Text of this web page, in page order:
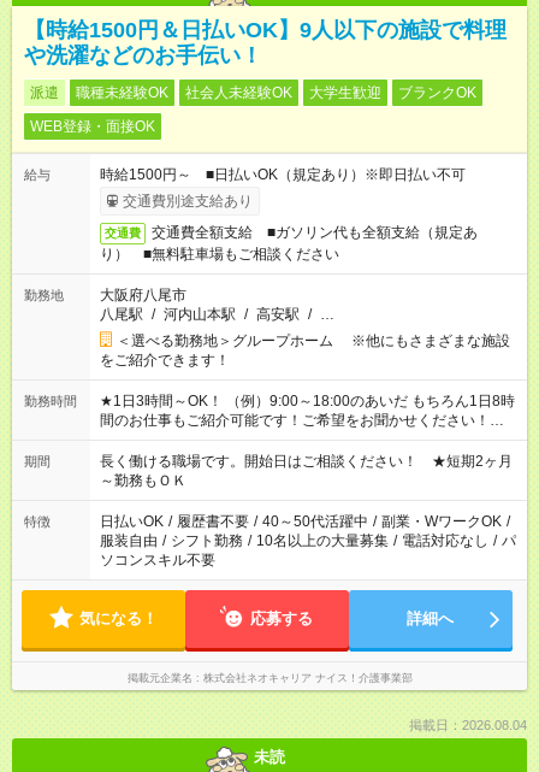
【時給1500円＆日払いOK】9人以下の施設で料理
や洗濯などのお手伝い！
派遣 職種未経験OK 社会人未経験OK 大学生歓迎
ブランクOK
WEB登録・面接OK
給与
時給1500円～ ■日払いOK（規定あり）※即日払い不可
交通費別途支給あり
交通費
交通費全額支給 ■ガソリン代も全額支給（規定あ
り） ■無料駐車場もご相談ください
勤務地
大阪府八尾市
八尾駅 / 河内山本駅 / 高安駅 / …
＜選べる勤務地＞グループホーム ※他にもさまざまな施設
をご紹介できます！
勤務時間
★1日3時間～OK！ （例）9:00～18:00のあいだ もちろん1日8時
間のお仕事もご紹介可能です！ご希望をお聞かせください！★家
庭の都合でお休みが必要な場合も遠慮なくご相談ください。 ※
週最低15時間以上の勤務が必要です
期間
長く働ける職場です。開始日はご相談ください！ ★短期2ヶ月
～勤務もＯＫ
特徴 日払いOK / 履歴書不要 / 40～50代活躍中 / 副業・WワークOK /
服装自由 / シフト勤務 / 10名以上の大量募集 / 電話対応なし / パ
ソコンスキル不要
気になる！ 応募する 詳細へ
掲載元企業名 株式会社ネオキャリア ナイス！介護事業部
掲載日：2026.08.04
未読